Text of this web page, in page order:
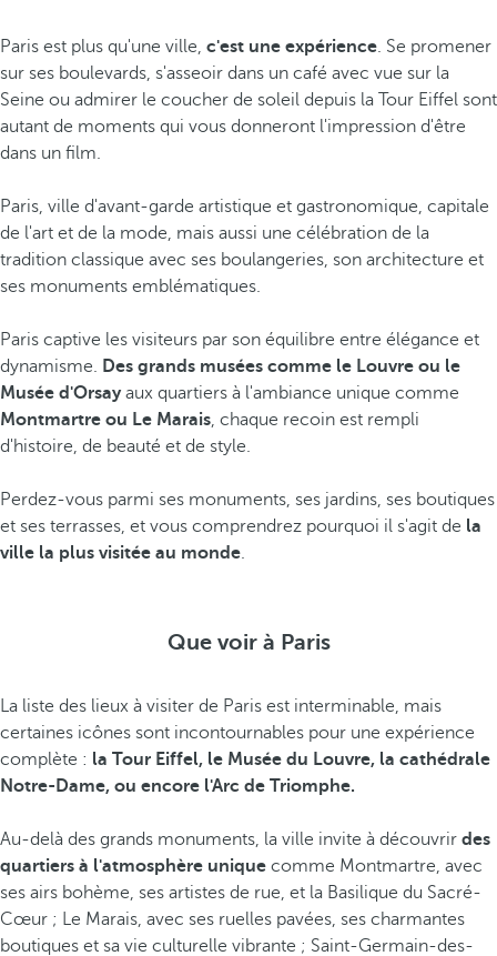
Paris est plus qu'une ville, c'est une expérience. Se promener
sur ses boulevards, s'asseoir dans un café avec vue sur la
Seine ou admirer le coucher de soleil depuis la Tour Eiffel sont
autant de moments qui vous donneront l'impression d'être
dans un film.
Paris, ville d'avant-garde artistique et gastronomique, capitale
de l'art et de la mode, mais aussi une célébration de la
tradition classique avec ses boulangeries, son architecture et
ses monuments emblématiques.
Paris captive les visiteurs par son équilibre entre élégance et
dynamisme. Des grands musées comme le Louvre ou le
Musée d'Orsayaux quartiers à l'ambiance unique comme
Montmartre ou Le Marais, chaque recoin est rempli
d'histoire, de beauté et de style.
Perdez-vous parmi ses monuments, ses jardins, ses boutiques
et ses terrasses, et vous comprendrez pourquoi il s'agit de la
ville la plus visitée au monde.
Que voir à Paris
La liste des lieux à visiter de Paris est interminable, mais
certaines icônes sont incontournables pour une expérience
complète : la Tour Eiffel, le Musée du Louvre, la cathédrale
Notre-Dame, ou encore l'Arc de Triomphe.
Au-delà des grands monuments, la ville invite à découvrir des
quartiers à l'atmosphère unique comme Montmartre, avec
ses airs bohème, ses artistes de rue, et la Basilique du Sacré-
Cœur ; Le Marais, avec ses ruelles pavées, ses charmantes
boutiques et sa vie culturelle vibrante ; Saint-Germain-des-